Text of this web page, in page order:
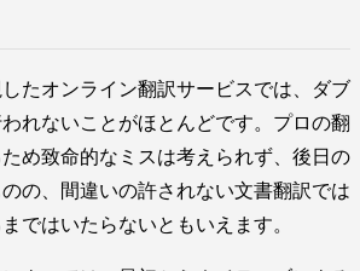
たオンライン翻訳サービスでは、ダブ
れないことがほとんどです。プロの翻
め致命的なミスは考えられず、後日の
の、間違いの許されない文書翻訳では
ではいたらないともいえます。